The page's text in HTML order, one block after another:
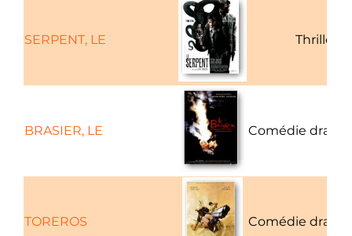
SERPENT, LE Thriller
BRASIER, LE Comédie
TOREROS Comédie